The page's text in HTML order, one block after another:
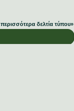
περισσότερα δελτία τύπου»